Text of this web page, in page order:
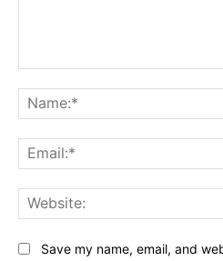
Save my name, email, and